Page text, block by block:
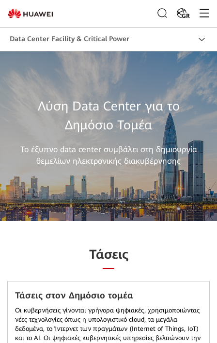
GR
Data Center Facility & Critical Power
Λύση Data Center για το
Δημόσιο Τομέα
Το έξυπνο data center συμβάλει στη δημιουργία
θεμελίων ηλεκτρονικής διακυβέρνησης
Τάσεις
Τάσεις στον Δημόσιο τομέα
Οι κυβερνήσεις γίνονται γρήγορα ψηφιακές, χρησιμοποιώντας
νέες τεχνολογίες όπως η υπολογιστικό cloud, τα μεγάλα
δεδομένα, το Ίντερνετ των πραγμάτων (Internet of Things, IoT)
και τo AI. Οι ψηφιακές κυβερνητικές υπηρεσίες βελτιώνουν την